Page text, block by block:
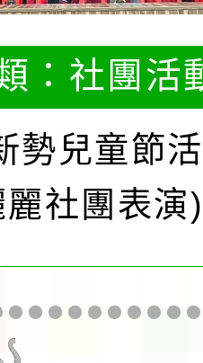
： 社團活
勢兒童節
麗社團表演